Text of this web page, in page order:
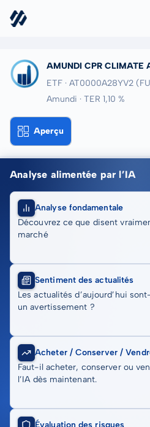
AMUNDI CPR CLIMATE
ETF · AT0000A28YV2
Amundi · TER 1,10 %
Aperçu
Analyse alimentée par l’IA
Analyse fondamentale
Découvrez ce que disent
marché
Sentiment des actualités
Les actualités d’aujourd’hui
un avertissement ?
Acheter / Conserver /
Faut-il acheter, conserver ou
l’IA dès maintenant.
Évaluation des risques